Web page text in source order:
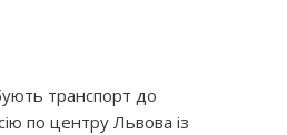
транспорт до
по центру Львова із